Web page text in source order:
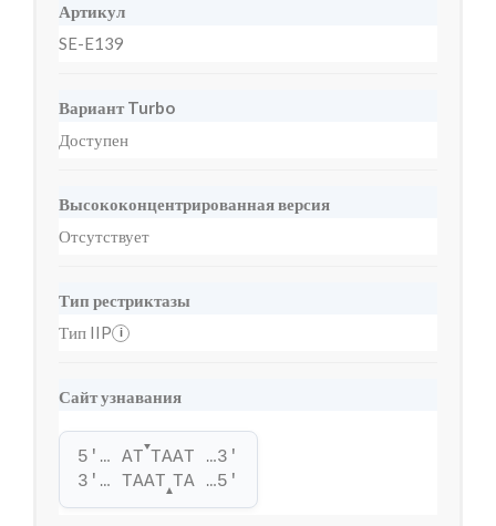
Артикул
SE-E139
Вариант Turbo
Доступен
Высококонцентрированная версия
Отсутствует
Тип рестриктазы
Тип IIP
i
Сайт узнавания
5'… AT
▼
TAAT …3'
3'… TAAT▲TA …5'